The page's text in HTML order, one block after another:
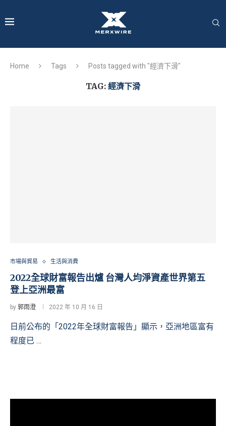
Home Tags Posts tagged with "經濟下滑"
TAG: 經濟下滑
市場與貿易 生活與消費
2022全球財富報告出爐 台灣人均淨資產世界第五
登上亞洲最富
by 郭雨澄 2022 年 10 月 16 日
日前公布的「2022年全球財富報告」顯示，亞洲地區富有
程度已 …